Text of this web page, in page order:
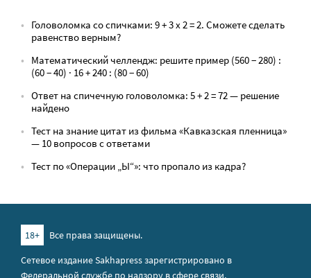
Головоломка со спичками: 9 + 3 х 2 = 2. Сможете сделать
равенство верным?
Математический челлендж: решите пример (560 − 280) :
(60 − 40) · 16 + 240 : (80 − 60)
Ответ на спичечную головоломка: 5 + 2 = 72 — решение
найдено
Тест на знание цитат из фильма «Кавказская пленница»
— 10 вопросов с ответами
Тест по «Операции „Ы“»: что пропало из кадра?
18+
Все права защищены.
Сетевое издание Sakhapress зарегистрировано в
Федеральной службе по надзору в сфере связи,